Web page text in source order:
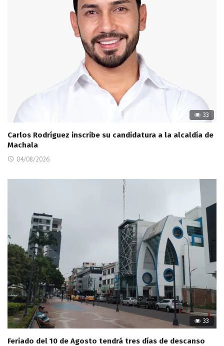
33
Carlos Rodríguez inscribe su candidatura a la alcaldía de
Machala
04/08/2026
33
Feriado del 10 de Agosto tendrá tres días de descanso